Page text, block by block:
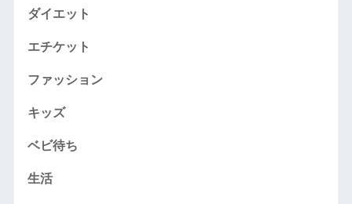
ダイエット
エチケット
ファッション
キッズ
ベビ待ち
生活